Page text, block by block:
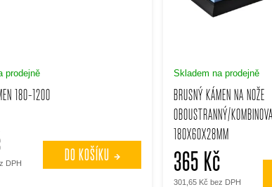
180-1200
prodejně
DPH DO KOŠÍKU
BRUSNÝ KÁMEN NA NOŽE
OBOUSTRANNÝ/
180X60X28MM
Skladem na prodejně
301,65 Kč bez DPH
365 Kč